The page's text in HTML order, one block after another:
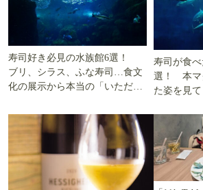
寿司好き必見の水族館6選！
ブリ、シラス、ふな寿司…食文
化の展示から本当の「いただき
寿司が食
選！ 本マ
た姿を見